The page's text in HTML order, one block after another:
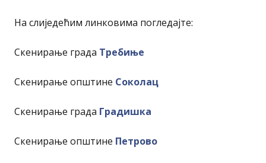
На слиједећим линковима погледајте:
Скенирање града Требиње
Скенирање општине Соколац
Скенирање града Градишка
Скенирање општине Петрово